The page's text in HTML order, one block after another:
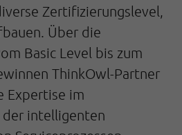
Zertifizierungslevel,
Über die
Basic Level bis zum
ThinkOwl-Partner
Expertise im
der intelligenten